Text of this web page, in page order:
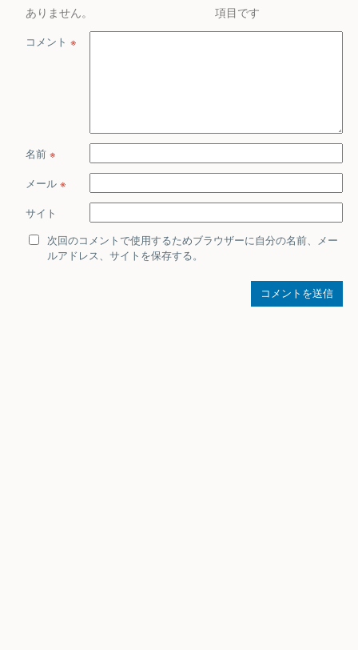
ありません。
項目です
コメント ※
名前 ※
メール ※
サイト
次回のコメントで使用するためブラウザーに自分の名前、メー
ルアドレス、サイトを保存する。